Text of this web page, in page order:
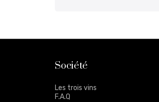
Société
Les trois vins
F.A.Q